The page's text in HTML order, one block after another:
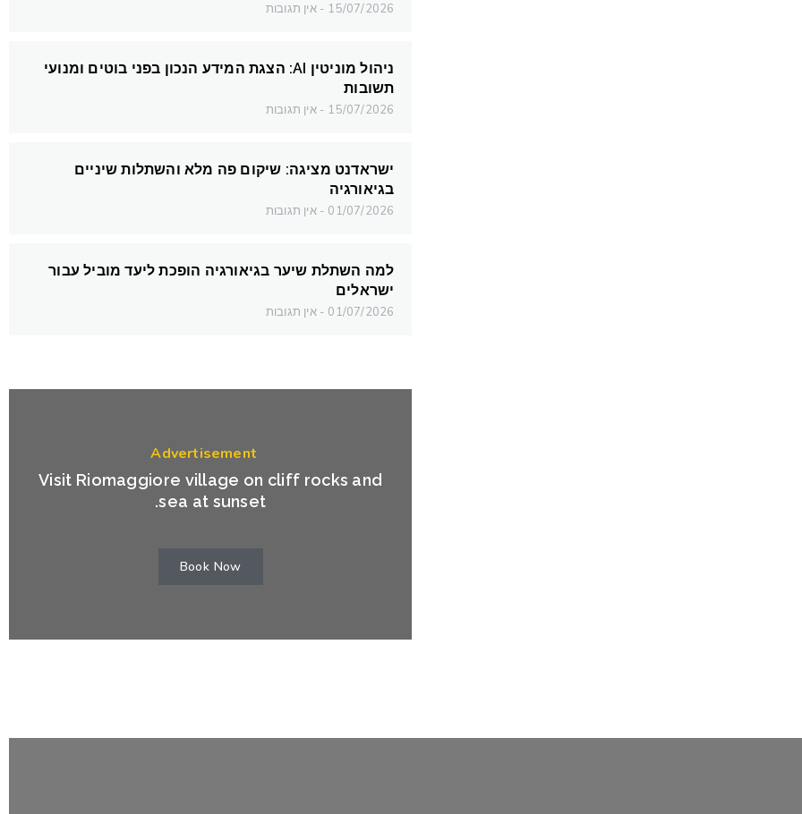
15/07/2026 אין תגובות
ניהול מוניטין AI: הצגת המידע הנכון בפני בוטים ומנועי
תשובות
15/07/2026 אין תגובות
ישראדנט מציגה: שיקום פה מלא והשתלות שיניים
בגיאורגיה
01/07/2026 אין תגובות
למה השתלת שיער בגיאורגיה הופכת ליעד מוביל עבור
ישראלים
01/07/2026 אין תגובות
Advertisement
Visit Riomaggiore village on cliff rocks and
sea at sunset.
Book Now